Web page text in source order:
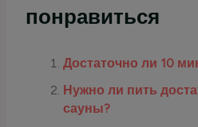
понравиться
Достаточно ли 10
Нужно ли пить
сауны?